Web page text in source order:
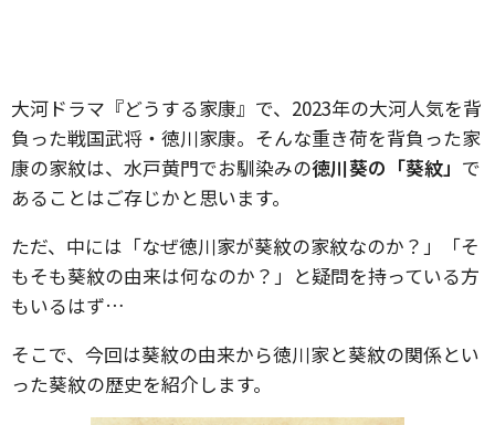
大河ドラマ『どうする家康』で、2023年の大河人気を背
負った戦国武将・徳川家康。そんな重き荷を背負った家
康の家紋は、水戸黄門でお馴染みの徳川葵の「葵紋」 で
あることはご存じかと思います。
ただ、中には「なぜ徳川家が葵紋の家紋なのか？」「そ
もそも葵紋の由来は何なのか？」と疑問を持っている方
もいるはず…
そこで、今回は葵紋の由来から徳川家と葵紋の関係とい
った葵紋の歴史を紹介します。